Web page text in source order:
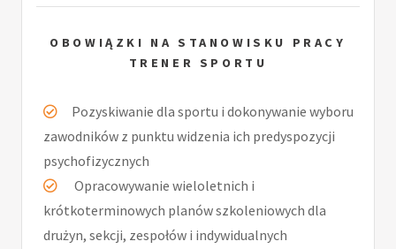
OBOWIĄZKI NA STANOWISKU PRACY
TRENER SPORTU
Pozyskiwanie dla sportu i dokonywanie wyboru
zawodników z punktu widzenia ich predyspozycji
psychofizycznych
Opracowywanie wieloletnich i
krótkoterminowych planów szkoleniowych dla
drużyn, sekcji, zespołów i indywidualnych